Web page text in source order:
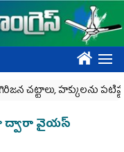
????
హక్కులను
ద్వారా వైయస్